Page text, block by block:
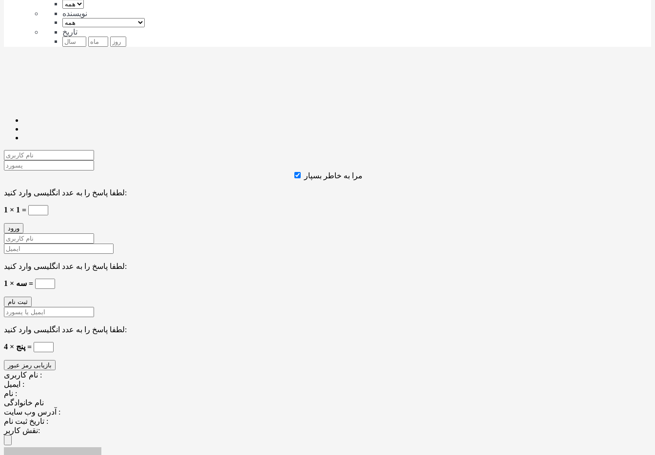
نویسنده
تاریخ
مرا به خاطر بسپار
لطفا پاسخ را به عدد انگلیسی وارد کنید:
1 × 1 =
لطفا پاسخ را به عدد انگلیسی وارد کنید:
سه × 1 =
لطفا پاسخ را به عدد انگلیسی وارد کنید:
4 × پنج =
نام کاربری :
ایمیل :
نام :
نام خانوادگی
آدرس وب سایت :
تاریخ ثبت نام :
نقش کاربر: